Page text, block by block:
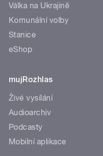
Válka na Ukrajině
Komunální volby
Stanice
eShop
mujRozhlas
Živé vysílání
Audioarchiv
Podcasty
Mobilní aplikace